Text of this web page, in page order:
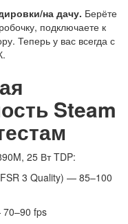
на дачу. Берёте
подключаете к
Теперь у вас всегда с
Steam
25 Вт TDP:
3 Quality) — 85–100
70–90 fps